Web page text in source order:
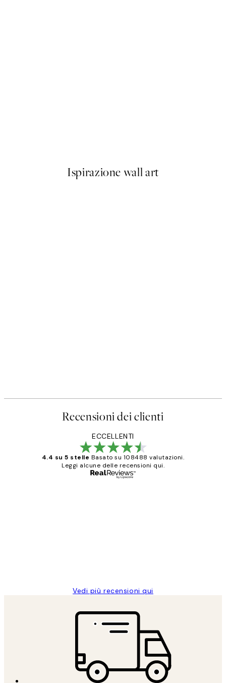
Ispirazione wall art
Recensioni dei clienti
ECCELLENTI
4.4 su 5 stelle Basato su 108488 valutazioni.
Leggi alcune delle recensioni qui.
Vedi più recensioni qui